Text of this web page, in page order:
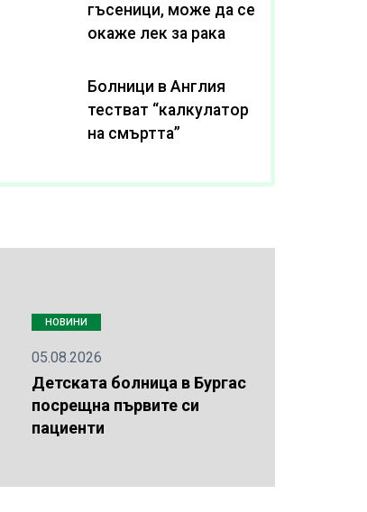
гъсеници, може да се
окаже лек за рака
Болници в Англия
тестват “калкулатор
на смъртта”
НОВИНИ
05.08.2026
Детската болница в Бургас
посрещна първите си
пациенти